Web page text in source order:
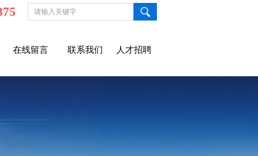
在线留言 联系我们 人才招聘